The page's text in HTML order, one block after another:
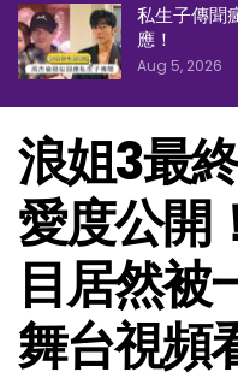
私生子傳聞
應！
Aug 5, 2026
浪姐3最
愛度公開
目居然被
舞台視頻